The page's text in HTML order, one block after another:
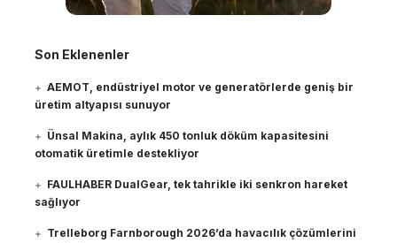
Son Eklenenler
AEMOT, endüstriyel motor ve generatörlerde geniş bir
üretim altyapısı sunuyor
Ünsal Makina, aylık 450 tonluk döküm kapasitesini
otomatik üretimle destekliyor
FAULHABER DualGear, tek tahrikle iki senkron hareket
sağlıyor
Trelleborg Farnborough 2026’da havacılık çözümlerini